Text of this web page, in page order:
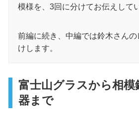
模様を、3回に分けてお伝えして
前編に続き、中編では鈴木さん
けします。
富士山グラスから相模
器まで